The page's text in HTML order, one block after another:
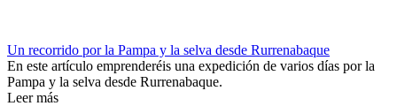
Un recorrido por la Pampa y la selva desde Rurrenabaque
En este artículo emprenderéis una expedición de varios días por la
Pampa y la selva desde Rurrenabaque.
Leer más